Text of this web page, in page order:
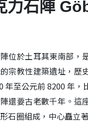
力石陣
位於土耳其東南部，
宗教性建築遺址，歷
年至公元前 8200 年，
還要古老數千年。這
石圈組成，中心矗立